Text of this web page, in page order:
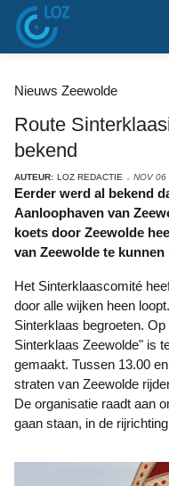
Nieuws Zeewolde
Route
bekend
AUTEUR: LOZ REDACTIE NOV 06
Eerder werd al bekend dat Sinterklaas niet in de
Aanloophaven van
koets door Zeewolde
van Zeewolde te kunnen
Het Sinterklaascomité heeft een mooie route kunnen maken die
door alle wijken heen
Sinterklaas begroeten.
Sinterklaas Zeewolde" is
gemaakt. Tussen 13.00
straten van Zeewolde
De organisatie raadt aan
gaan staan, in de